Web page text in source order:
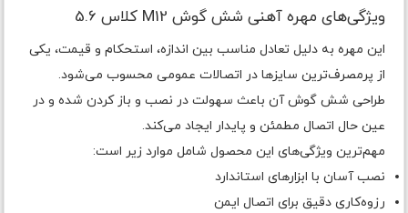
ویژگی‌های مهره آهنی شش گوش M12 کلاس 5.6
این مهره به دلیل تعادل مناسب بین اندازه، استحکام و قیمت، یکی
از پرمصرف‌ترین سایزها در اتصالات عمومی محسوب می‌شود.
طراحی شش گوش آن باعث سهولت در نصب و باز کردن شده و در
عین حال اتصال مطمئن و پایدار ایجاد می‌کند.
مهم‌ترین ویژگی‌های این محصول شامل موارد زیر است:
نصب آسان با ابزارهای استاندارد
رزوه‌کاری دقیق برای اتصال ایمن